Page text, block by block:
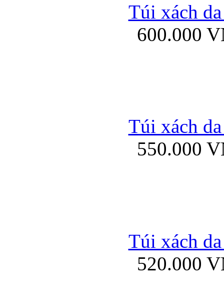
Bao da iPhone 5
Bao da iPad
Túi xách
600.000
Túi xách
550.000
Túi xách
520.000